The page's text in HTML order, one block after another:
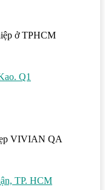
ở TPHCM
Q1
VIVIAN QA
TP. HCM